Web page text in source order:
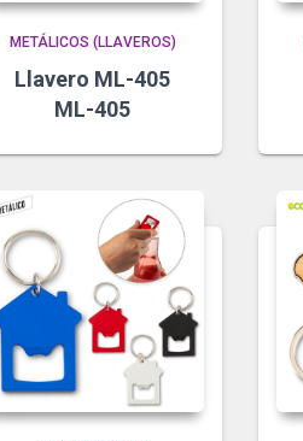
METÁLICOS (LLAVEROS)
Llavero ML-405
ML-405